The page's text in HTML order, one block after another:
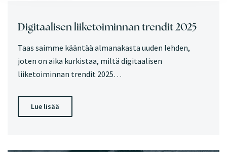
Digitaalisen liiketoiminnan trendit 2025
Taas saimme kääntää almanakasta uuden lehden,
joten on aika kurkistaa, miltä digitaalisen
liiketoiminnan trendit 2025…
Lue lisää